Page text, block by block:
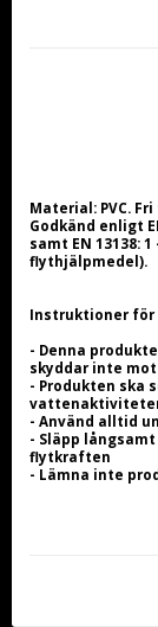
Material: PVC.
Godkänd enligt
samt EN 13138:
flythjälpmedel).
Instruktioner för
- Denna
skyddar inte
- Produkten ska
- Använd alltid
- Släpp
flytkraften
- Lämna inte